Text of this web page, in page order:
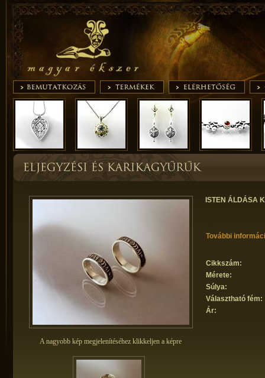
A nagyobb kép megjelenítéséhez klikkeljen a képre
ISTEN ÁLDÁSA
További
Cikkszám:
Mérete:
Súlya:
Választható fém:
Ár: